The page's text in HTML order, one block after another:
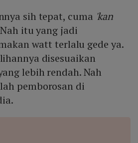
sih tepat, cuma 'kan
itu yang jadi
watt terlalu gede ya.
disesuaikan
lebih rendah. Nah
pemborosan di